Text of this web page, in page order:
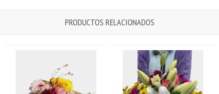
PRODUCTOS RELACIONADOS